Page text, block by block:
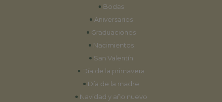
• Bodas
• Aniversarios
• Graduaciones
• Nacimientos
• San Valentín
• Día de la primavera
• Día de la madre
• Navidad y año nuevo